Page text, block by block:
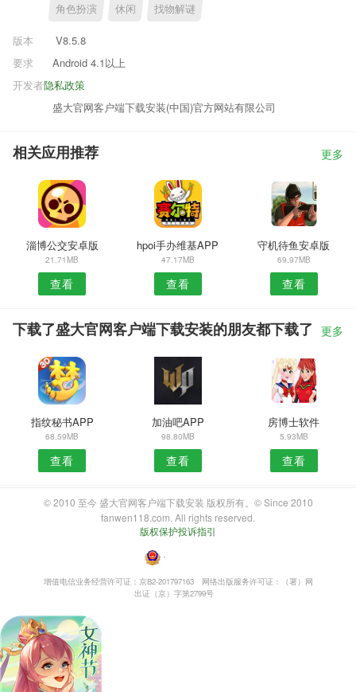
角色扮演 休闲 找物解谜
版本
V8.5.8
要求
Android 4.1以上
隐私政策
开发者
盛大官网客户端下载安装(中国)官方网站有限公司
相关应用推荐 更多
淄博公交安卓版
21.71MB
查看
hpoi手办维基APP
47.17MB
查看
守机待鱼安卓版
69.97MB
查看
下载了盛大官网客户端下载安装的朋友都下载了 更多
指纹秘书APP
68.59MB
查看
加油吧APP
98.80MB
查看
房博士软件
5.93MB
查看
© 2010 至今 盛大官网客户端下载安装 版权所有。© Since 2010
fanwen118.com. All rights reserved.
版权保护投诉指引
・
增值电信业务经营许可证：京B2-201797163
网络出版服务许可证：（署）网
出证（京）字第2799号